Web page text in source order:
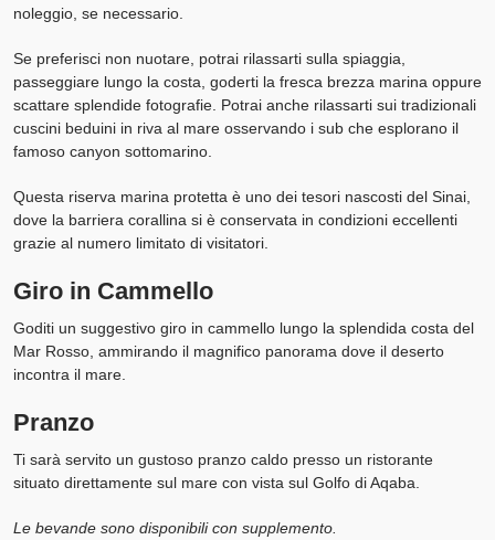
noleggio, se necessario.
Se preferisci non nuotare, potrai rilassarti sulla spiaggia,
passeggiare lungo la costa, goderti la fresca brezza marina oppure
scattare splendide fotografie. Potrai anche rilassarti sui tradizionali
cuscini beduini in riva al mare osservando i sub che esplorano il
famoso canyon sottomarino.
Questa riserva marina protetta è uno dei tesori nascosti del Sinai,
dove la barriera corallina si è conservata in condizioni eccellenti
grazie al numero limitato di visitatori.
Giro in Cammello
Goditi un suggestivo giro in cammello lungo la splendida costa del
Mar Rosso, ammirando il magnifico panorama dove il deserto
incontra il mare.
Pranzo
Ti sarà servito un gustoso pranzo caldo presso un ristorante
situato direttamente sul mare con vista sul Golfo di Aqaba.
Le bevande sono disponibili con supplemento.